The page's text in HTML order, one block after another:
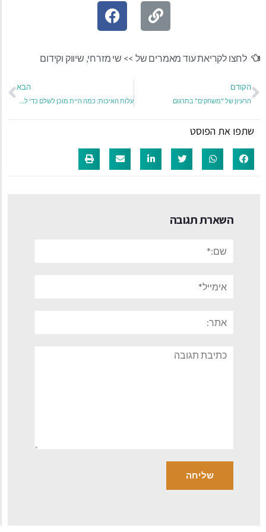
לחצו לקריאת עוד מאמרים של >> שי מזרחי, שיווק וקידום
הקודם
הרעיון של "משחקים" בתרגום
הבא
שתפו את הפוסט
השארת תגובה
תגובה